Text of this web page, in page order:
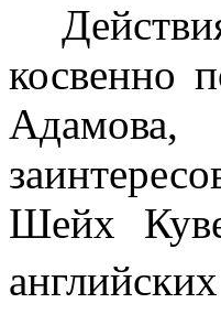
косвенно
Шейх